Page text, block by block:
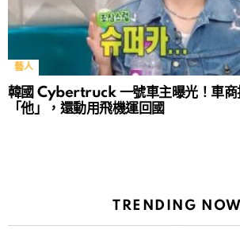
藝人
韓國 Cybertruck 一號車主曝光！車商
「他」，還動用飛機運回國
TRENDING NOW